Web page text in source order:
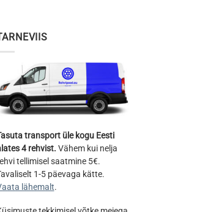
transport üle kogu Eesti
4 rehvist. Vähem kui nelja
tellimisel saatmine 5€.
1-5 päevaga kätte.
lähemalt.